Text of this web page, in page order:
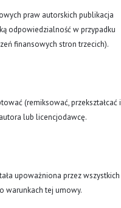
praw autorskich publikacja
odpowiedzialność w przypadku
finansowych stron trzecich).
(remiksować, przekształcać i
lub licencjodawcę.
upoważniona przez wszystkich
warunkach tej umowy.